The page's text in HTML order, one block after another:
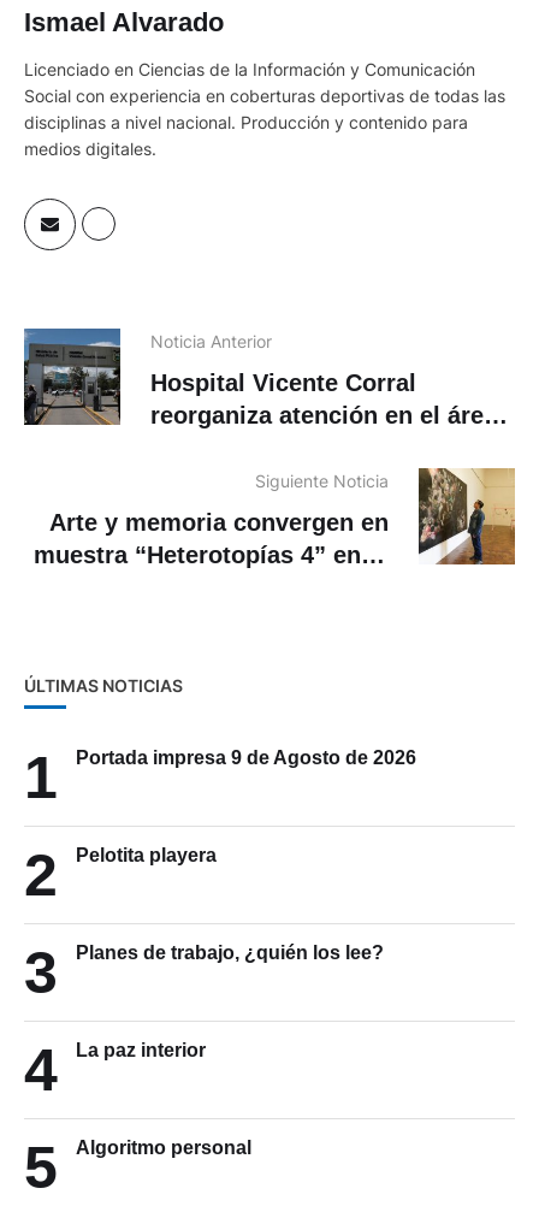
Ismael Alvarado
Licenciado en Ciencias de la Información y Comunicación
Social con experiencia en coberturas deportivas de todas las
disciplinas a nivel nacional. Producción y contenido para
medios digitales.
Noticia Anterior
Hospital Vicente Corral
reorganiza atención en el área
Siguiente Noticia
Arte y memoria convergen en
muestra “Heterotopías 4” en el
ÚLTIMAS NOTICIAS
1 Portada impresa 9 de Agosto de 2026
2 Pelotita playera
3 Planes de trabajo, ¿quién los lee?
4 La paz interior
5 Algoritmo personal